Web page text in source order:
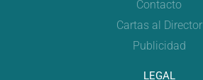
Contacto
Cartas al Director
Publicidad
LEGAL